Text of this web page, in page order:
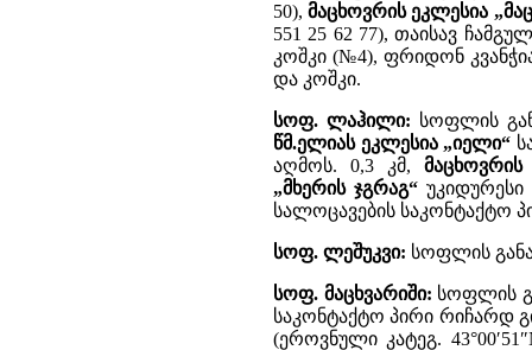
50),მაცხოვრის ეკლესია
551 25 62 77), თაისავ
კოშკი (№4), ფრიდონ
და კოშკი.
სოფ. ლაჰილი: სოფლის
წმ.ელიას ეკლესია „იელი“
აღმოს. 0,3 კმ, მაცხოვრის
„მხერის ჯგრაგ“
სალოცავების საკონტაქტო
სოფ. ლეშუკვი: სოფლის
სოფ. მაცხვარიში: სოფლის
საკონტაქტო პირი რიჩარდ
(ეროვნული კატეგ.